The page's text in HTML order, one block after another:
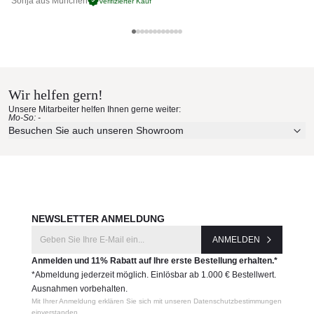
LPJE4050G
Hersteller:
Erleben Sie unsere Stoffe und Materialien ganz in Ruhe in
Ihren eigenen vier Wänden.
Aktuelle Originalstoffe des Herstellers
Wir helfen gern!
Unsere Mitarbeiter helfen Ihnen gerne weiter:
Mo-So: -
Besuchen Sie auch unseren Showroom
NEWSLETTER ANMELDUNG
ANMELDEN
Anmelden und 11% Rabatt auf Ihre erste Bestellung erhalten.*
*Abmeldung jederzeit möglich. Einlösbar ab 1.000 € Bestellwert.
Ausnahmen vorbehalten.
Mit Ihrer Anmeldung erklären Sie sich mit unseren Datenschutzbestimmungen
einverstanden.